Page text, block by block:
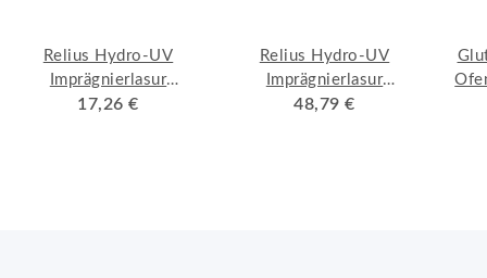
Relius Hydro-UV
Imprägnierlasur
farblos / Basis 0,735 l
17,26 €
Relius Hydro-UV
Imprägnierlasur
farblos / Basis 2,45 l
48,79 €